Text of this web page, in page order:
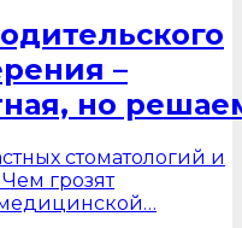
–
но